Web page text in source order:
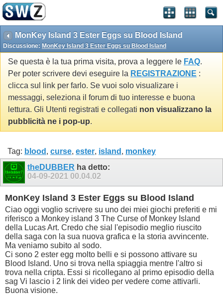
MonKey Island 3 Ester Eggs su Blood Island
Discussione: MonKey Island 3 Ester Eggs su Blood Island
Se questa è la tua prima visita, prova a leggere le FAQ.
Per poter scrivere devi eseguire la REGISTRAZIONE :
clicca sul link per farlo. Se vuoi solo visualizare i
messaggi, seleziona il forum di tuo interesse e buona
lettura. Gli Utenti registrati e collegati non visualizzano la
pubblicità ne i pop-up.
Tag: blood , curse, ester, island , monkey
theDUBBER ha detto:
04-09-2021 00.04.02
MonKey Island 3 Ester Eggs su Blood Island
Ciao oggi voglio scrivere su uno dei miei giochi preferiti e mi
riferisco a Monkey island 3 The Curse of Monkey Island
della Lucas Art. Credo che sial l'episodio meglio riuscito
della saga con la sua nuova grafica e la storia avvincente.
Ma veniamo subito al sodo.
Ci sono 2 ester egg molto belli e si possono attivare su
Blood Island. Uno si trova nella spiaggia mentre l'altro si
trova nella cripta. Essi si ricollegano al primo episodio della
sag Vi lascio i 2 link dei video per vedere come attivarli.
Buona visione.